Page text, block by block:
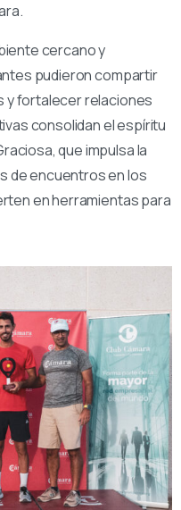
cercano y
pudieron compartir
y fortalecer relaciones
consolidan el espíritu
que impulsa la
de encuentros en los
en herramientas para